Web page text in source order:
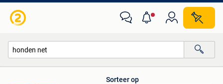
Sorteer op